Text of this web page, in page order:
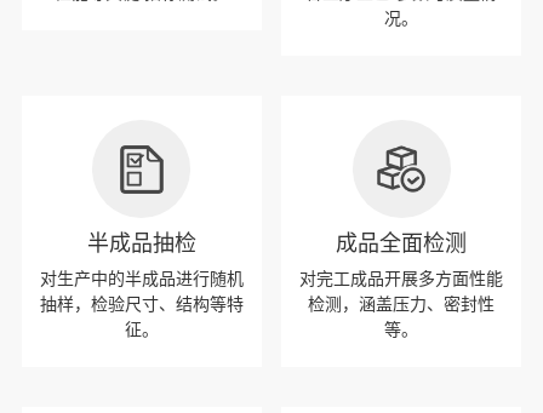
况。
半成品抽检
对生产中的半成品进行随机
抽样，检验尺寸、结构等特
征。
成品全面检测
对完工成品开展多方面性能
检测，涵盖压力、密封性
等。